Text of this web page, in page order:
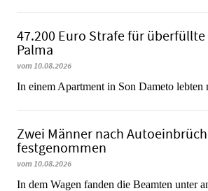
47.200 Euro Strafe für
Palma
vom 10.08.2026
In einem Apartment in Son Dameto lebten
Zwei Männer nach
festgenommen
vom 10.08.2026
In dem Wagen fanden die Beamten unter